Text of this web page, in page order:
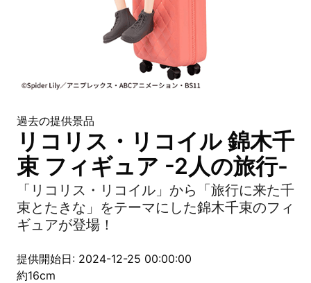
過去の提供景品
リコリス・リコイル 錦木千
束 フィギュア -2人の旅行-
「リコリス・リコイル」から「旅行に来た千
束とたきな」をテーマにした錦木千束のフィ
ギュアが登場！
提供開始日: 2024-12-25 00:00:00
約16cm